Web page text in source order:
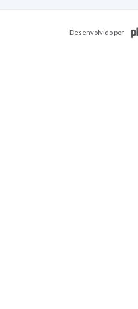
Desenvolvido por